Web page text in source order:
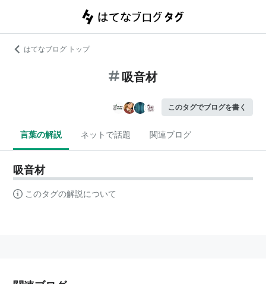
はてなブログ トップ
吸音材
このタグでブログを書く
言葉の解説 ネットで話題 関連ブログ
吸音材
このタグの解説について